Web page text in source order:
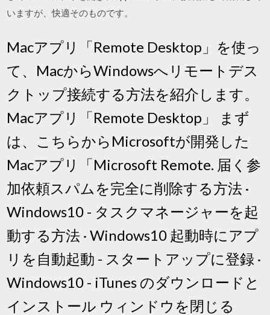
いますが、快適そのものです。
Macアプリ「Remote Desktop」を使っ
て、MacからWindowsへリモートデス
クトップ接続する方法を紹介します。
Macアプリ「Remote Desktop」 まず
は、こちらからMicrosoftが開発した
Macアプリ「Microsoft Remote. 届く参
加依頼スパムを完全に削除する方法 ·
Windows10 - タスクマネージャーを起
動する方法 · Windows10 起動時にアプ
リを自動起動 - スタートアップに登録 ·
Windows10 - iTunes のダウンロードと
インストール ウィンドウを閉じる